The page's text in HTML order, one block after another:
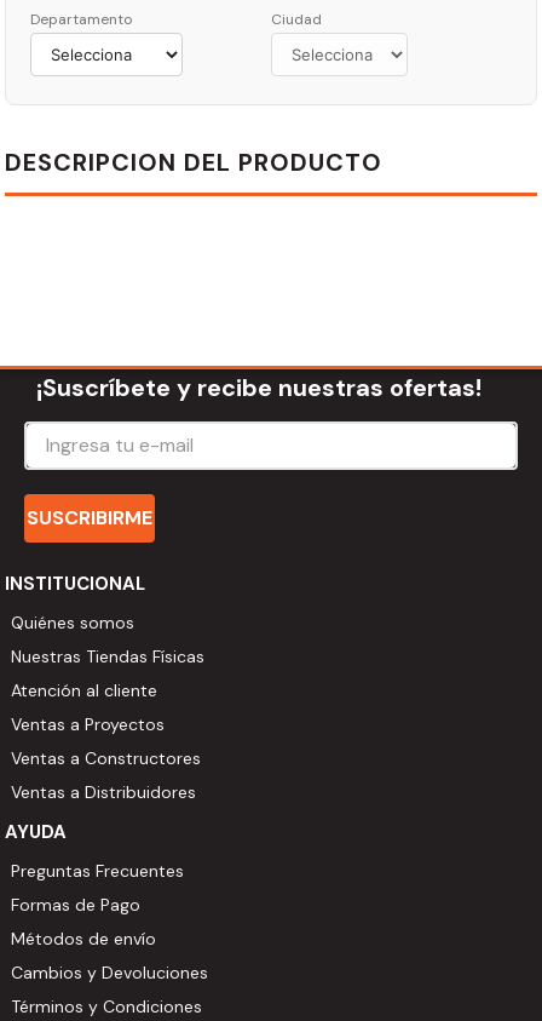
Departamento Ciudad
DESCRIPCION DEL PRODUCTO
¡Suscríbete y recibe nuestras ofertas!
SUSCRIBIRME
INSTITUCIONAL
Quiénes somos
Nuestras Tiendas Físicas
Atención al cliente
Ventas a Proyectos
Ventas a Constructores
Ventas a Distribuidores
AYUDA
Preguntas Frecuentes
Formas de Pago
Métodos de envío
Cambios y Devoluciones
Términos y Condiciones